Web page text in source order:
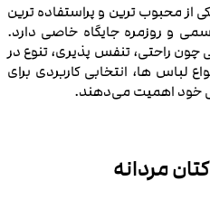
از محبوب‌ ترین و پراستفاده‌ ترین
و روزمره جایگاه خاصی دارد.
چون راحتی، تنفس‌ پذیری، تنوع در
لباس ها، انتخابی کاربردی برای
خود اهمیت می‌دهند.
مردانه